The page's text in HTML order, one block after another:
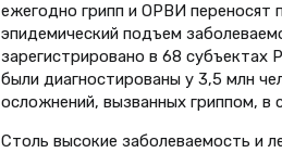
ежегодно грипп и ОРВИ переносят
эпидемический подъем
зарегистрировано в 68 субъектах
были диагностированы у 3,5 млн
осложнений, вызванных гриппом, в
Столь высокие заболеваемость и